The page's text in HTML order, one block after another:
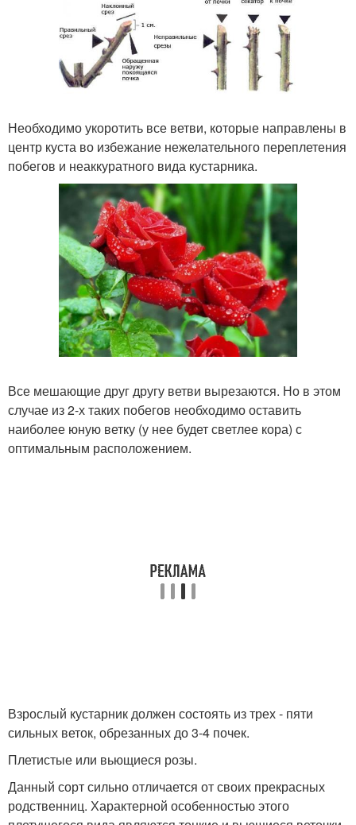
Необходимо укоротить все ветви, которые направлены в
центр куста во избежание нежелательного переплетения
побегов и неаккуратного вида кустарника.
Все мешающие друг другу ветви вырезаются. Но в этом
случае из 2-х таких побегов необходимо оставить
наиболее юную ветку (у нее будет светлее кора) с
оптимальным расположением.
Взрослый кустарник должен состоять из трех - пяти
сильных веток, обрезанных до 3-4 почек.
Плетистые или вьющиеся розы.
Данный сорт сильно отличается от своих прекрасных
родственниц. Характерной особенностью этого